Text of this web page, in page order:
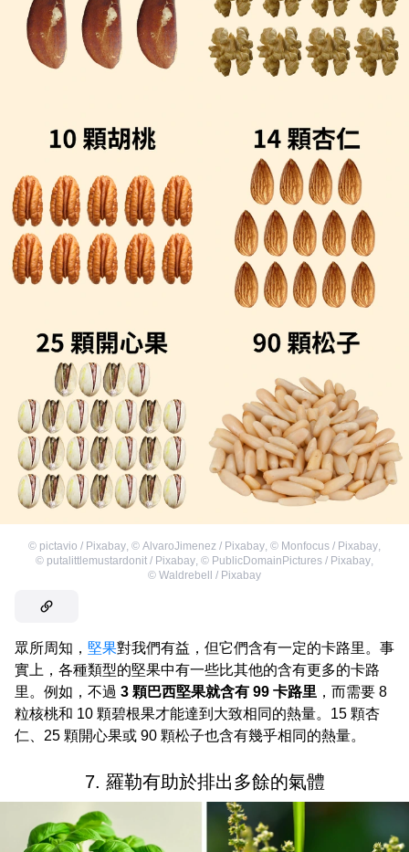
© pictavio / Pixabay, © AlvaroJimenez / Pixabay, © Monfocus / Pixabay,
© putalittlemustardonit / Pixabay, © PublicDomainPictures / Pixabay,
© Waldrebell / Pixabay
眾所周知， 堅果對我們有益，但它們含有一定的卡路里。事
實上，各種類型的堅果中有一些比其他的含有更多的卡路
里。例如，不過 3 顆巴西堅果就含有 99 卡路里 ，而需要 8
粒核桃和 10 顆碧根果才能達到大致相同的熱量。15 顆杏
仁、25 顆開心果或 90 顆松子也含有幾乎相同的熱量。
7. 羅勒有助於排出多餘的氣體